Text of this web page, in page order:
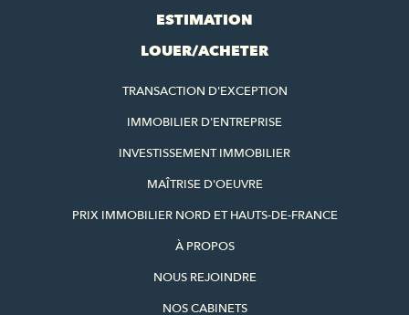
ESTIMATION
LOUER/ACHETER
TRANSACTION D'EXCEPTION
IMMOBILIER D'ENTREPRISE
INVESTISSEMENT IMMOBILIER
MAÎTRISE D'OEUVRE
PRIX IMMOBILIER NORD ET HAUTS-DE-FRANCE
À PROPOS
NOUS REJOINDRE
NOS CABINETS